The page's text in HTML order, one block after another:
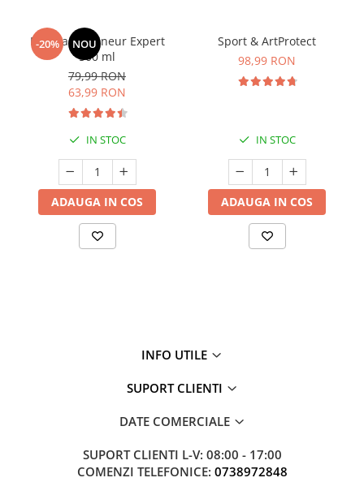
-20% NOU
Manhaē Draineur Expert
500 ml
79,99 RON
63,99 RON
IN STOC
ADAUGA IN COS
Sport & ArtProtect
98,99 RON
IN STOC
ADAUGA IN COS
INFO UTILE
SUPORT CLIENTI
DATE COMERCIALE
SUPORT CLIENTI L-V: 08:00 - 17:00
COMENZI TELEFONICE: 0738972848